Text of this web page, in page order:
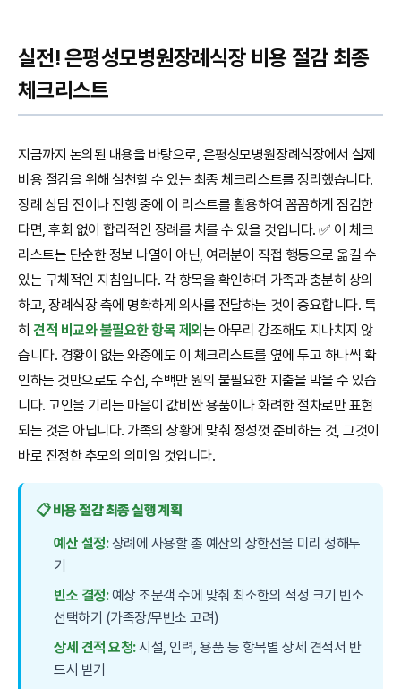
실전! 은평성모병원장례식장 비용 절감 최종
체크리스트
지금까지 논의된 내용을 바탕으로, 은평성모병원장례식장에서 실제
비용 절감을 위해 실천할 수 있는 최종 체크리스트를 정리했습니다.
장례 상담 전이나 진행 중에 이 리스트를 활용하여 꼼꼼하게 점검한
다면, 후회 없이 합리적인 장례를 치를 수 있을 것입니다. ✅ 이 체크
리스트는 단순한 정보 나열이 아닌, 여러분이 직접 행동으로 옮길 수
있는 구체적인 지침입니다. 각 항목을 확인하며 가족과 충분히 상의
하고, 장례식장 측에 명확하게 의사를 전달하는 것이 중요합니다. 특
히견적 비교와 불필요한 항목 제외 는 아무리 강조해도 지나치지 않
습니다. 경황이 없는 와중에도 이 체크리스트를 옆에 두고 하나씩 확
인하는 것만으로도 수십, 수백만 원의 불필요한 지출을 막을 수 있습
니다. 고인을 기리는 마음이 값비싼 용품이나 화려한 절차로만 표현
되는 것은 아닙니다. 가족의 상황에 맞춰 정성껏 준비하는 것, 그것이
바로 진정한 추모의 의미일 것입니다.
📋 비용 절감 최종 실행 계획
예산 설정:장례에 사용할 총 예산의 상한선을 미리 정해두
기
빈소 결정:예상 조문객 수에 맞춰 최소한의 적정 크기 빈소
선택하기 (가족장/무빈소 고려)
상세 견적 요청:시설, 인력, 용품 등 항목별 상세 견적서 반
드시 받기